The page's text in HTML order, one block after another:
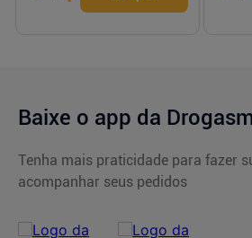
Baixe o app da
Tenha mais praticidade para fazer
acompanhar seus pedidos